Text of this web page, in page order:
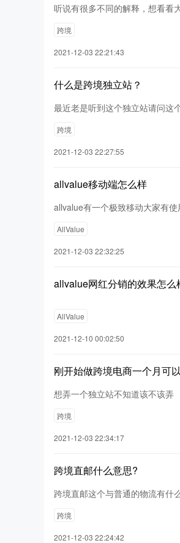
听说有很多不同的解释，想看看
跨境
2021-12-03 22:21:43
什么是跨境独立站？
最近老是听到这个独立站请问这
跨境
2021-12-03 22:27:55
allvalue移动端怎么样
allvalue有一个极致移动大家有使
AllValue
2021-12-03 22:32:25
allvalue网红分销的效果怎么
AllValue
2021-12-10 00:02:50
刚开始做跨境电商一个月可
想弄一个独立站不知道该不该弄
跨境
2021-12-03 22:34:17
跨境直邮什么意思?
跨境直邮这个与普通的物流有什
跨境
2021-12-03 22:24:42